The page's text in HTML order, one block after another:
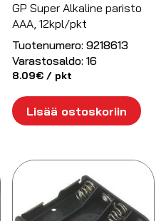
GP Super Alkaline paristo
AAA, 12kpl/pkt
Tuotenumero: 9218613
Varastosaldo: 16
8.09€ / pkt
Lisää ostoskoriin